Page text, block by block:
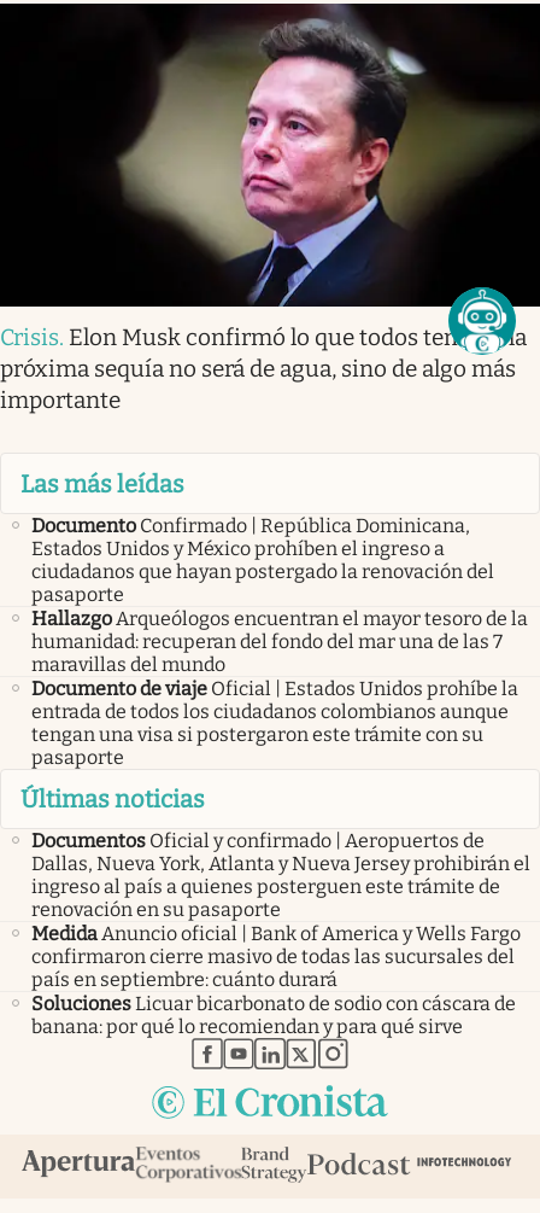
Crisis. Elon Musk confirmó lo que todos temían: la
próxima sequía no será de agua, sino de algo más
importante
Las más leídas
Documento Confirmado | República Dominicana,
Estados Unidos y México prohíben el ingreso a
ciudadanos que hayan postergado la renovación del
pasaporte
HallazgoArqueólogos encuentran el mayor tesoro de la
humanidad: recuperan del fondo del mar una de las 7
maravillas del mundo
Documento de viaje Oficial | Estados Unidos prohíbe la
entrada de todos los ciudadanos colombianos aunque
tengan una visa si postergaron este trámite con su
pasaporte
Últimas noticias
Documentos Oficial y confirmado | Aeropuertos de
Dallas, Nueva York, Atlanta y Nueva Jersey prohibirán el
ingreso al país a quienes posterguen este trámite de
renovación en su pasaporte
MedidaAnuncio oficial | Bank of America y Wells Fargo
confirmaron cierre masivo de todas las sucursales del
país en septiembre: cuánto durará
SolucionesLicuar bicarbonato de sodio con cáscara de
banana: por qué lo recomiendan y para qué sirve
abre en nueva pestaña
abre en nueva pestaña
abre en nueva pestaña
abre en nueva pestaña
abre en nueva pestaña